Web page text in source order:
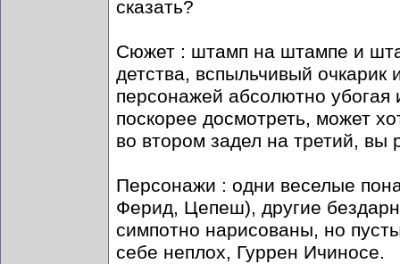
сказать?
Сюжет : штамп на штампе и
детства, вспыльчивый
персонажей абсолютно
поскорее досмотреть, может
во втором задел на третий, вы
Персонажи : одни веселые
Ферид, Цепеш), другие
симпотно нарисованы, но
себе неплох, Гуррен Ичиносе.